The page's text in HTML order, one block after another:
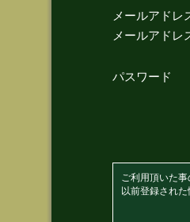
メールアドレ
メールアドレ
パスワード
ご利用頂いた
以前登録された